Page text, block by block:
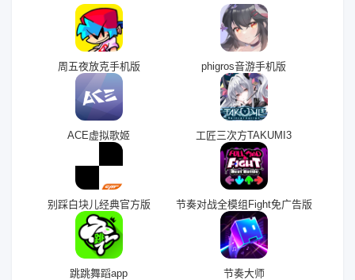
周五夜放克手机版 phigros音游手机版
ACE虚拟歌姬 工匠三次方TAKUMI3
别踩白块儿经典官方版 节奏对战全模组Fight免广告版
跳跳舞蹈app 节奏大师